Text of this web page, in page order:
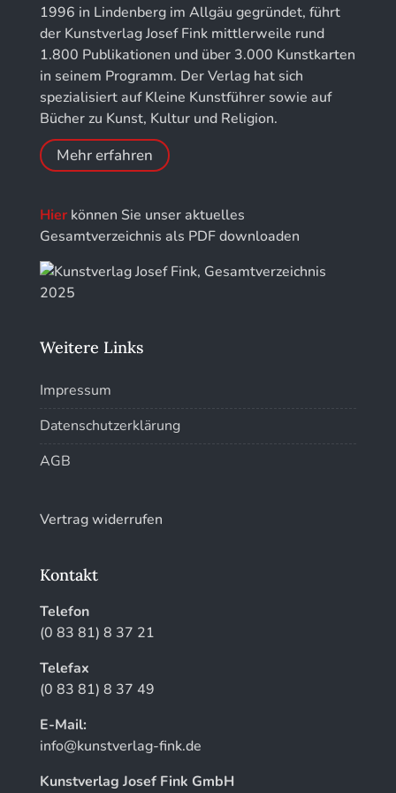
Kunstführer M
Kunstführer NO
Kunstführer PQ
Kunstführer R
Kunstführer Sch
Kunstführer St
Jahresschriften der DGC Deutsche Gesellschaft
für Chronometrie
Jahrbuch der Stiftung Thüringer Schlösser und
Gärten
1996 in Lindenberg im Allgäu gegründet, führt
der Kunstverlag Josef Fink mittlerweile rund
1.800 Publikationen und über 3.000 Kunstkarten
in seinem Programm. Der Verlag hat sich
spezialisiert auf Kleine Kunstführer sowie auf
Bücher zu Kunst, Kultur und Religion.
Mehr erfahren
Hierkönnen Sie unser aktuelles
Gesamtverzeichnis als PDF downloaden
Weitere Links
Impressum
Datenschutzerklärung
AGB
Vertrag widerrufen
Kontakt
Telefon
(0 83 81) 8 37 21
Telefax
(0 83 81) 8 37 49
E-Mail:
info@kunstverlag-fink.de
Kunstverlag Josef Fink GmbH